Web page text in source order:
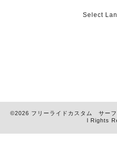
Select
©2026 フリーライドカスタム サー
l Rights